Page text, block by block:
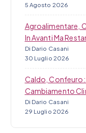
5 Agosto 2026
Agroalimentare,
In Avanti Ma
Di Dario Casani
30 Luglio 2026
Caldo,
Cambiamento
Di Dario Casani
29 Luglio 2026